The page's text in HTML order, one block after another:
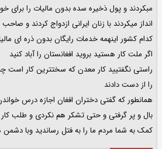
مبکردند و پول ذخیره سده بدون مالیات را برای
انداز میکردند با زنان ایرانی ازدواج کردند و
کدام کشور اینهمه خدمات رایگان بدون ذره ای
اگر ملت کار هستید بروید افغانستان را آباد کنید
راستی نگفتیید کار معدن که سختترین کار است
را از دست دادند
همانطور که گفتی دختران افغان اجازه درس
بال و پر گرفتی و حتی تشکر هم نکردی و طلب
کمک به شما مردم ما را به فتل رساندید و‌با